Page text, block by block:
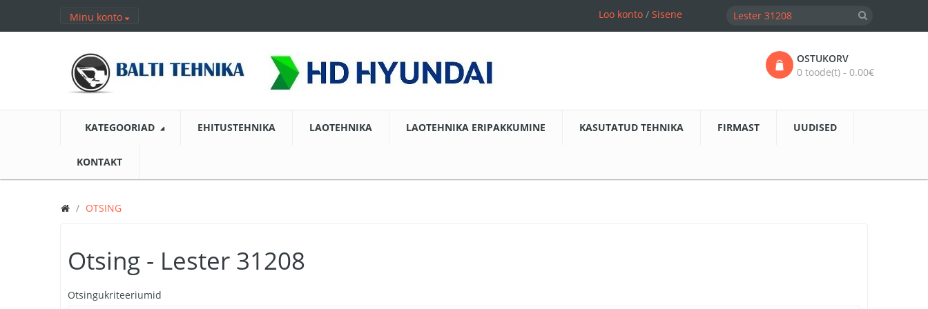
Minu konto Loo konto/ Sisene
OSTUKORV
0 toode(t) - 0.00€
KATEGOORIAD EHITUSTEHNIKA LAOTEHNIKA LAOTEHNIKA ERIPAKKUMINE KASUTATUD TEHNIKA FIRMAST UUDISED
KONTAKT
OTSING
Otsing - Lester 31208
Otsingukriteeriumid